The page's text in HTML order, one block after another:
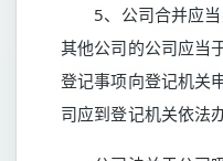
5、公司合并应当
其他公司的公司应当
登记事项向登记机关
司应到登记机关依法